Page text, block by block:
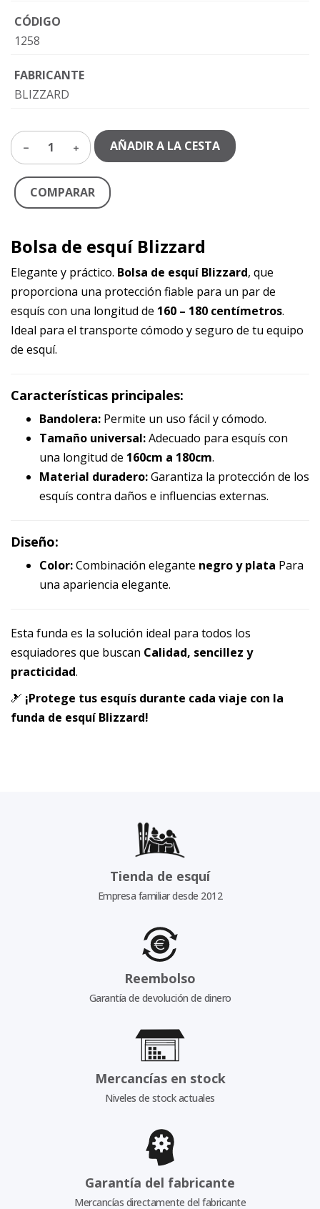
CÓDIGO
1258
FABRICANTE
BLIZZARD
1 AÑADIR A LA CESTA
COMPARAR
Bolsa de esquí Blizzard
Elegante y práctico. Bolsa de esquí Blizzard, que
proporciona una protección fiable para un par de
esquís con una longitud de 160 – 180 centímetros.
Ideal para el transporte cómodo y seguro de tu equipo
de esquí.
Características principales:
Bandolera: Permite un uso fácil y cómodo.
Tamaño universal:Adecuado para esquís con
una longitud de 160cm a 180cm.
Material duradero:Garantiza la protección de los
esquís contra daños e influencias externas.
Diseño:
Color:Combinación elegante negro y plata Para
una apariencia elegante.
Esta funda es la solución ideal para todos los
esquiadores que buscan Calidad, sencillez y
practicidad.
🎿 ¡Protege tus esquís durante cada viaje con la
funda de esquí Blizzard!
Tienda de esquí
Empresa familiar desde 2012
Reembolso
Garantía de devolución de dinero
Mercancías en stock
Niveles de stock actuales
Garantía del fabricante
Mercancías directamente del fabricante